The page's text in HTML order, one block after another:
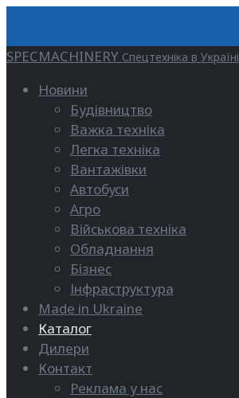
SPECMACHINERY Спецтехніка в Україні
Новини
Будівництво
Важка техніка
Легка техніка
Вантажівки
Автобуси
Агро
Військова техніка
Обладнання
Бізнес
Інфраструктура
Made in Ukraine
Каталог
Дилери
Контакт
Реклама у нас